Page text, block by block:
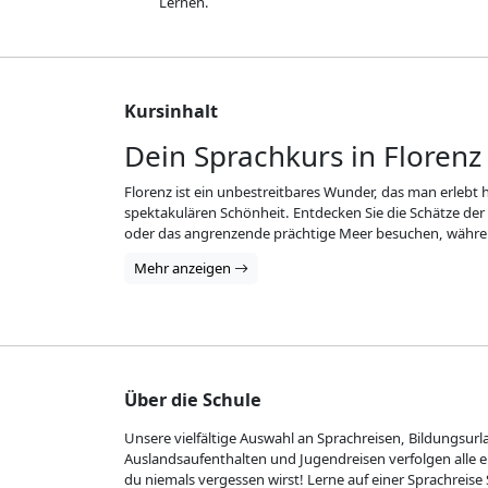
Kursinhalt
Dein Sprachkurs in Florenz
Florenz ist ein unbestreitbares Wunder, das man
spektakulären Schönheit. Entdecken Sie die Schätze
oder das angrenzende prächtige Meer besuchen,
Mehr anzeigen
Über die Schule
Unsere vielfältige Auswahl an Sprachreisen,
Auslandsaufenthalten und Jugendreisen verfolgen alle
du niemals vergessen wirst! Lerne auf einer